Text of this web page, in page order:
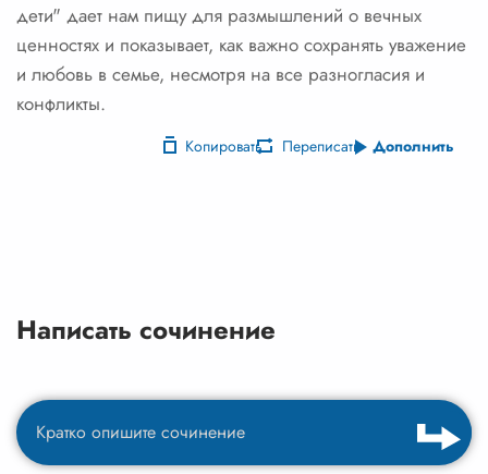
дети" дает нам пищу для размышлений о вечных
ценностях и показывает, как важно сохранять уважение
и любовь в семье, несмотря на все разногласия и
конфликты.
Копировать Переписать Дополнить
Написать сочинение